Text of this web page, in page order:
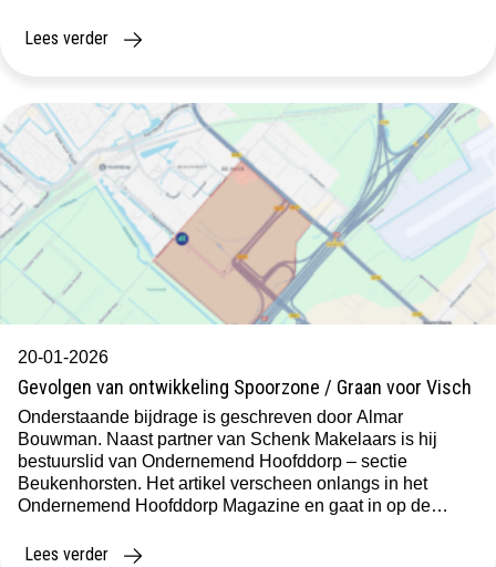
tussen bedrijfsleven en overheid. Na bijna twintig jaar
Lees verder
20-01-2026
Gevolgen van ontwikkeling Spoorzone / Graan voor Visch
Onderstaande bijdrage is geschreven door Almar
Bouwman. Naast partner van Schenk Makelaars is hij
bestuurslid van Ondernemend Hoofddorp – sectie
Beukenhorsten. Het artikel verscheen onlangs in het
Ondernemend Hoofddorp Magazine en gaat in op de
Spoorzone en Graan voor Visch voor ondernemers in de
Lees verder